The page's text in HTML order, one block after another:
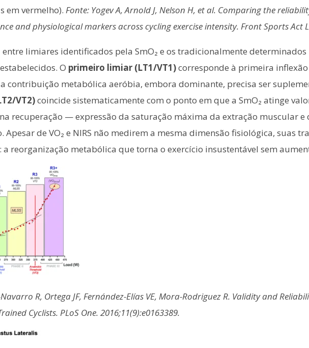
em vermelho).Fonte: Yogev A, Arnold J, Nelson H, et al. Comparing the
and physiological markers across cycling exercise intensity. Front Sports Act
entre limiares identificados pela SmO₂ e os tradicionalmente
O primeiro limiar (LT1/VT1)corresponde à primeira
contribuição metabólica aeróbia, embora dominante, precisa ser
VT2)coincide sistematicamente com o ponto em que a SmO₂ atinge
recuperação — expressão da saturação máxima da extração muscular
Apesar de VO₂ e NIRS não medirem a mesma dimensão fisiológica, suas
a reorganização metabólica que torna o exercício insustentável sem
R, Ortega JF, Fernández-Elías VE, Mora-Rodriguez R. Validity and
Cyclists. PLoS One. 2016;11(9):e0163389.